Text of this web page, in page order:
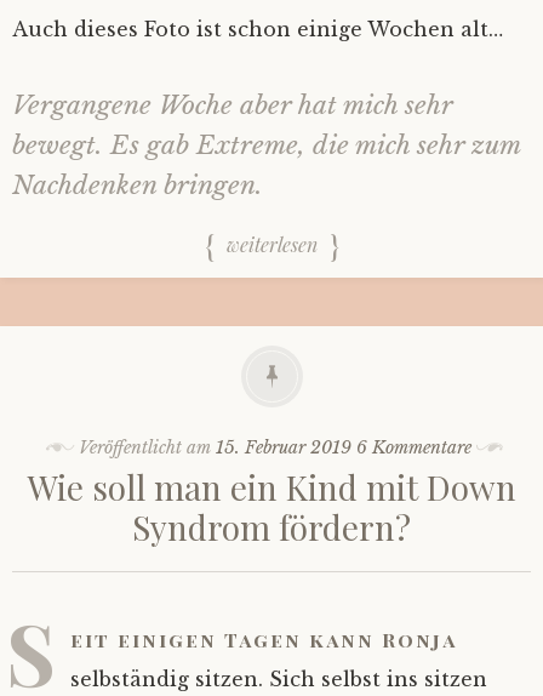
Auch dieses Foto ist schon einige Wochen alt…
Vergangene Woche aber hat mich sehr
bewegt. Es gab Extreme, die mich sehr zum
Nachdenken bringen.
weiterlesen
Veröffentlicht am15. Februar 2019 6 Kommentare
Wie soll man ein Kind mit Down
Syndrom fördern?
S eit einigen Tagen kann Ronja
selbständig sitzen. Sich selbst ins sitzen